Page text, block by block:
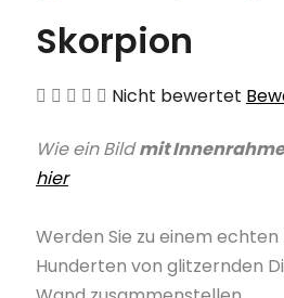
Skorpion
Die
Produktbewertung
von
5
Nicht bewertet
Wie ein Bildmit
hier
Werden Sie zu einem
Hunderten von glitzernden